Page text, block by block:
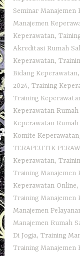
Seminar Manajemen
Manajemen
Keperawatan,
Akreditasi Rumah
Keperawatan,
Bidang Keperawatan
2024,Training
Training
Keperawatan
Keperawatan
Komite Keperawatan
TERAPEUTIK
Keperawatan,
Training Manajemen
Keperawatan Online
Training Manajemen
Manajemen
Manajemen Rumah
Di Jogja,Training
Training Manajemen